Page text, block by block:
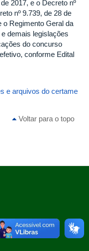
2017, e o Decreto nº
nº 9.739, de 28 de
o Regimento Geral da
demais legislações
do concurso
conforme Edital
e arquivos do certame
Voltar para o topo